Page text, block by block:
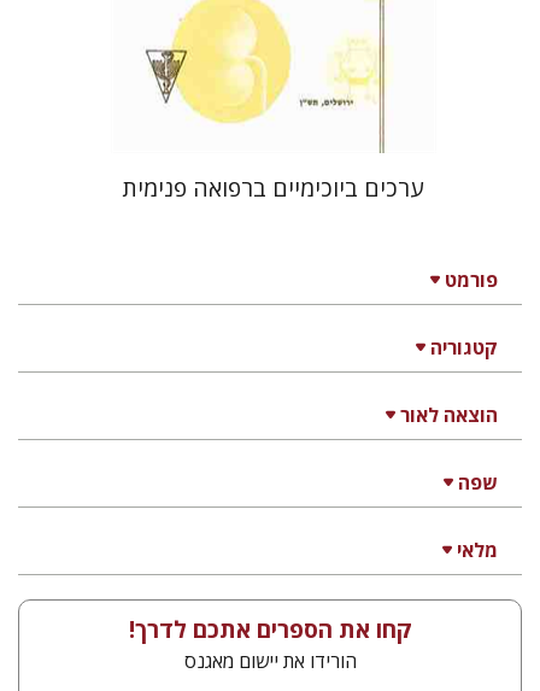
פורמט
קטגוריה
הוצאה לאור
שפה
מלאי
ערכים ביוכימיים ברפואה פנימית
קחו את הספרים אתכם לדרך!
הורידו את יישום מאגנס